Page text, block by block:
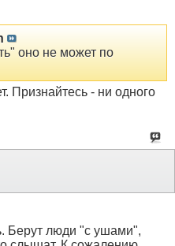
оно не может по
Признайтесь - ни одного
Берут люди "с ушами",